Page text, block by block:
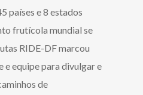
países e 8 estados
frutícola mundial se
RIDE-DF marcou
e equipe para divulgar e
de